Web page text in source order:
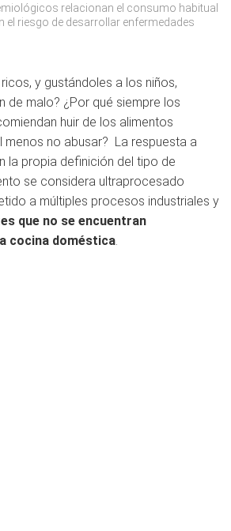
relacionan el consumo habitual
el riesgo de desarrollar enfermedades
y gustándoles a los niños,
de malo? ¿Por qué siempre los
huir de los alimentos
menos no abusar? La respuesta a
la propia definición del tipo de
se considera ultraprocesado
a múltiples procesos industriales y
que no se encuentran
cocina doméstica.